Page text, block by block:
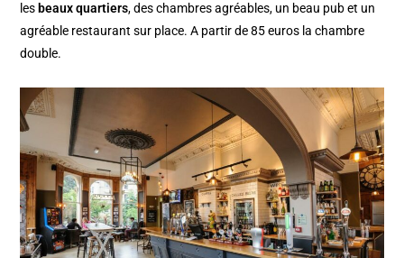
les beaux quartiers, des chambres agréables, un beau pub et un
agréable restaurant sur place. A partir de 85 euros la chambre
double.